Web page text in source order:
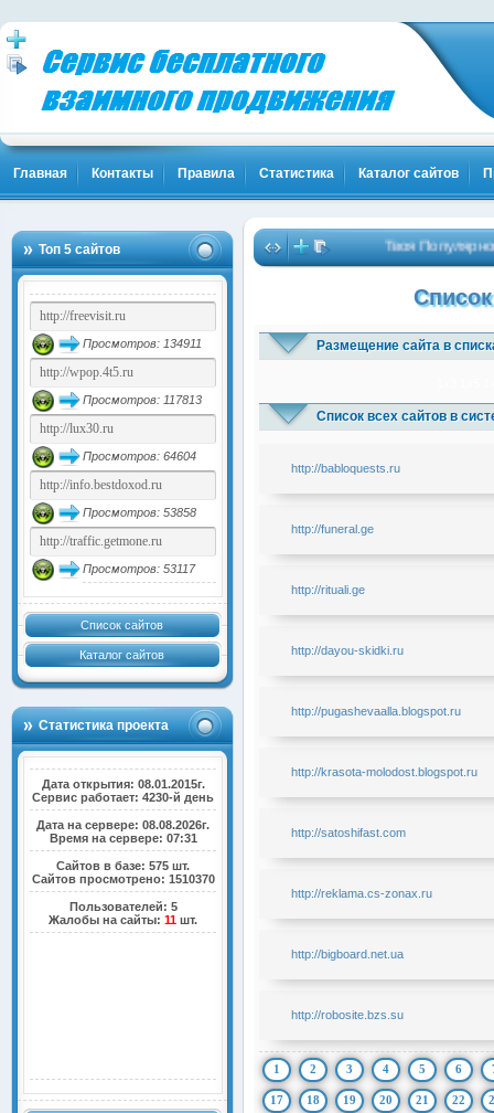
Главная Контакты Правила Статистика Каталог сайтов
Топ 5 сайтов
Просмотров: 134911
Просмотров: 117813
Просмотров: 64604
Просмотров: 53858
Просмотров: 53117
Список сайтов
Каталог сайтов
Статистика проекта
Дата открытия: 08.01.2015г.
Сервис работает: 4230-й день
Дата на сервере: 08.08.2026г.
Время на сервере: 07:31
Сайтов в базе: 575 шт.
Сайтов просмотрено: 1510370
Пользователей: 5
Жалобы на сайты:11 шт.
Твоя
Размещение сайта в
Список всех сайтов в
http://babloquests.ru
http://funeral.ge
http://rituali.ge
http://dayou-skidki.ru
http://pugashevaalla.blogspot.ru
http://krasota-molodost.blogspot.ru
http://satoshifast.com
http://reklama.cs-zonax.ru
http://bigboard.net.ua
http://robosite.bzs.su
1 2 3 4 5 6
17 18 19 20 21 22